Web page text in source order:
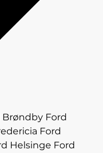
Brøndby Ford
Ford
Helsinge Ford